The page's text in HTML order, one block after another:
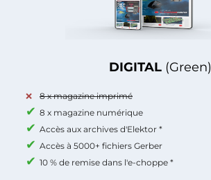
DIGITAL (Green)
8 x magazine imprimé
8 x magazine numérique
Accès aux archives d'Elektor *
Accès à 5000+ fichiers Gerber
10 % de remise dans l'e-choppe *